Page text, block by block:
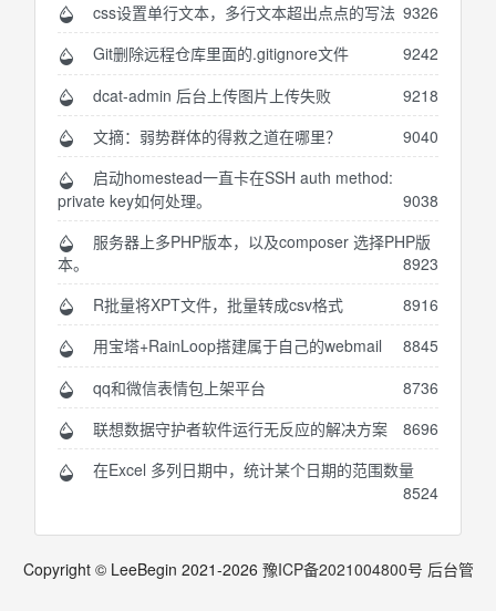
css设置单行文本，多行文本超出点点的写法 9326
Git删除远程仓库里面的.gitignore文件
9242
dcat-admin 后台上传图片上传失败
9218
文摘：弱势群体的得救之道在哪里？
9040
启动homestead一直卡在SSH auth method:
private key如何处理。
9038
服务器上多PHP版本，以及composer 选择PHP版
本。
8923
R批量将XPT文件，批量转成csv格式
8916
用宝塔+RainLoop搭建属于自己的webmail
8845
qq和微信表情包上架平台
8736
联想数据守护者软件运行无反应的解决方案
8696
在Excel 多列日期中，统计某个日期的范围数量
8524
Copyright © LeeBegin 2021-2026 豫ICP备2021004800号 后台管